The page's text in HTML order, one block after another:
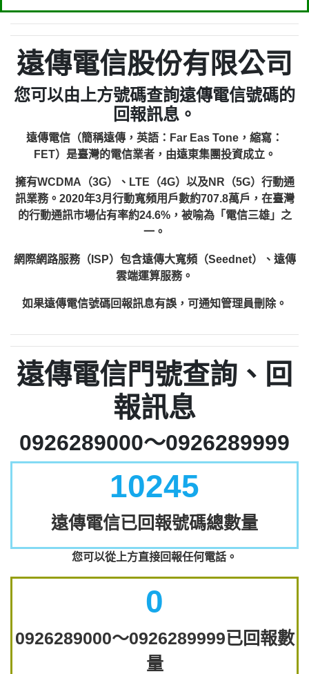
遠傳電信股份有限公司
您可以由上方號碼查詢遠傳電信號碼的
回報訊息。
遠傳電信（簡稱遠傳，英語：Far Eas Tone，縮寫：
FET）是臺灣的電信業者，由遠東集團投資成立。
擁有WCDMA（3G）、LTE（4G）以及NR（5G）行動通
訊業務。2020年3月行動寬頻用戶數約707.8萬戶，在臺灣
的行動通訊市場佔有率約24.6%，被喻為「電信三雄」之
一。
網際網路服務（ISP）包含遠傳大寬頻（Seednet）、遠傳
雲端運算服務。
如果遠傳電信號碼回報訊息有誤，可通知管理員刪除。
遠傳電信門號查詢、回
報訊息
0926289000～0926289999
10245
遠傳電信已回報號碼總數量
您可以從上方直接回報任何電話。
0
0926289000～0926289999已回報數
量